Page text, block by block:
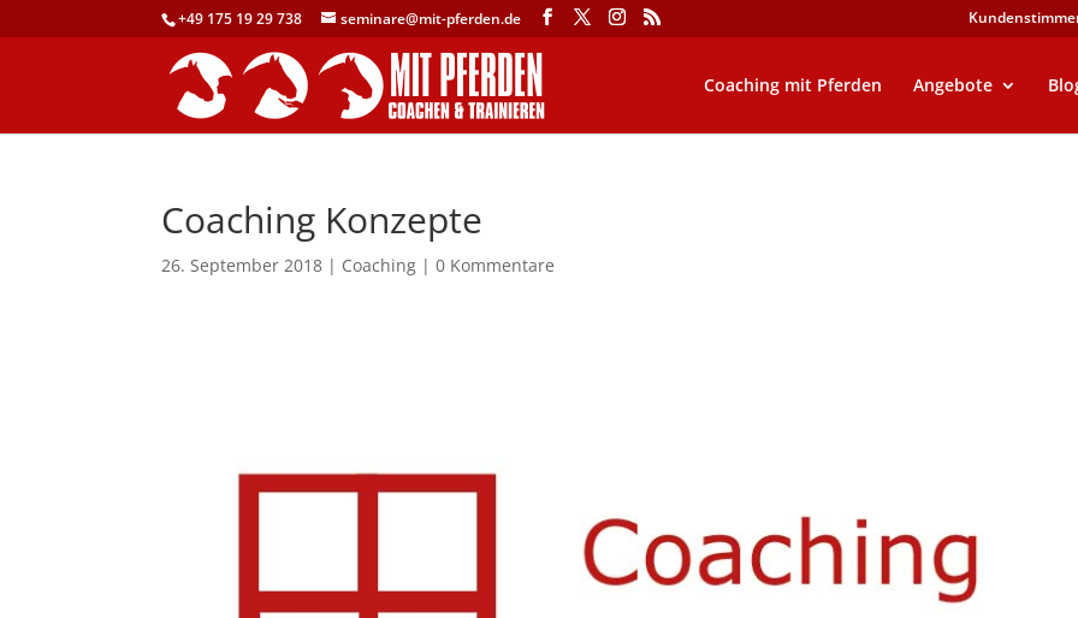
+49 175 19 29 738 seminare@mit-pferden.de
Coaching mit Pferden Angebote
Coaching Konzepte
26. September 2018 | Coaching |0 Kommentare